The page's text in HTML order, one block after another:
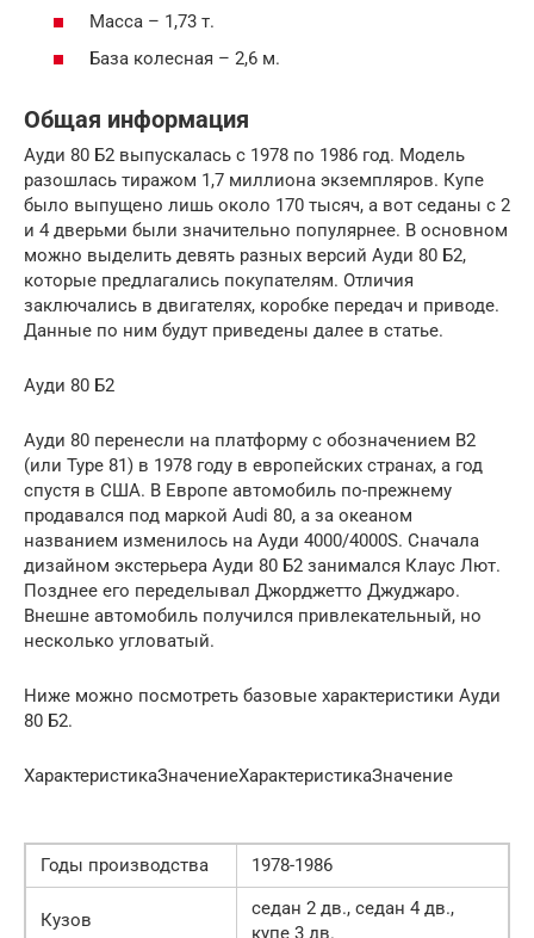
Масса – 1,73 т.
База колесная – 2,6 м.
Общая информация
Ауди 80 Б2 выпускалась с 1978 по 1986 год. Модель
разошлась тиражом 1,7 миллиона экземпляров. Купе
было выпущено лишь около 170 тысяч, а вот седаны с 2
и 4 дверьми были значительно популярнее. В основном
можно выделить девять разных версий Ауди 80 Б2,
которые предлагались покупателям. Отличия
заключались в двигателях, коробке передач и приводе.
Данные по ним будут приведены далее в статье.
Ауди 80 Б2
Ауди 80 перенесли на платформу с обозначением B2
(или Type 81) в 1978 году в европейских странах, а год
спустя в США. В Европе автомобиль по-прежнему
продавался под маркой Audi 80, а за океаном
названием изменилось на Ауди 4000/4000S. Сначала
дизайном экстерьера Ауди 80 Б2 занимался Клаус Лют.
Позднее его переделывал Джорджетто Джуджаро.
Внешне автомобиль получился привлекательный, но
несколько угловатый.
Ниже можно посмотреть базовые характеристики Ауди
80 Б2.
ХарактеристикаЗначениеХарактеристикаЗначение
Годы производства 1978-1986
Кузов
седан 2 дв., седан 4 дв.,
купе 3 дв.